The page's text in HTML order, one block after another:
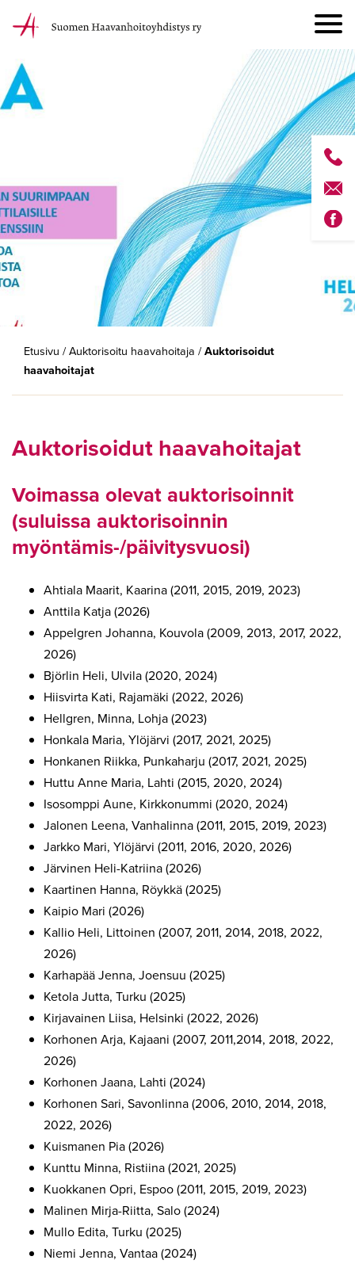
Etusivu /Auktorisoitu haavahoitaja /Auktorisoidut
haavahoitajat
Auktorisoidut haavahoitajat
Voimassa olevat auktorisoinnit
(suluissa auktorisoinnin
myöntämis-/päivitysvuosi)
Ahtiala Maarit, Kaarina (2011, 2015, 2019, 2023)
Anttila Katja (2026)
Appelgren Johanna, Kouvola (2009, 2013, 2017, 2022,
2026)
Björlin Heli, Ulvila (2020, 2024)
Hiisvirta Kati, Rajamäki (2022, 2026)
Hellgren, Minna, Lohja (2023)
Honkala Maria, Ylöjärvi (2017, 2021, 2025)
Honkanen Riikka, Punkaharju (2017, 2021, 2025)
Huttu Anne Maria, Lahti (2015, 2020, 2024)
Isosomppi Aune, Kirkkonummi (2020, 2024)
Jalonen Leena, Vanhalinna (2011, 2015, 2019, 2023)
Jarkko Mari, Ylöjärvi (2011, 2016, 2020, 2026)
Järvinen Heli-Katriina (2026)
Kaartinen Hanna, Röykkä (2025)
Kaipio Mari (2026)
Kallio Heli, Littoinen (2007, 2011, 2014, 2018, 2022,
2026)
Karhapää Jenna, Joensuu (2025)
Ketola Jutta, Turku (2025)
Kirjavainen Liisa, Helsinki (2022, 2026)
Korhonen Arja, Kajaani (2007, 2011,2014, 2018, 2022,
2026)
Korhonen Jaana, Lahti (2024)
Korhonen Sari, Savonlinna (2006, 2010, 2014, 2018,
2022, 2026)
Kuismanen Pia (2026)
Kunttu Minna, Ristiina (2021, 2025)
Kuokkanen Opri, Espoo (2011, 2015, 2019, 2023)
Malinen Mirja-Riitta, Salo (2024)
Mullo Edita, Turku (2025)
Niemi Jenna, Vantaa (2024)